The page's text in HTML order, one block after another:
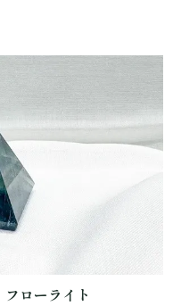
ローライト